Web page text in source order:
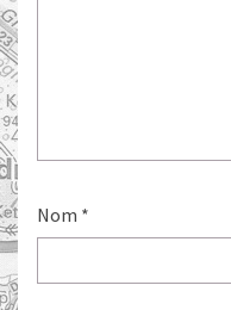
Nom *